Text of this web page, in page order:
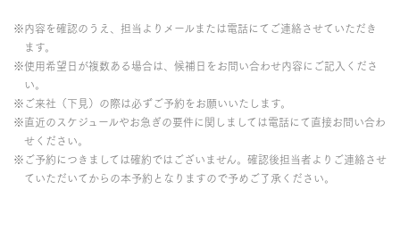
※内容を確認のうえ、担当よりメールまたは電話にてご連絡させていただき
ます。
※使用希望日が複数ある場合は、候補日をお問い合わせ内容にご記入くださ
い。
※ご来社（下見）の際は必ずご予約をお願いいたします。
※直近のスケジュールやお急ぎの要件に関しましては電話にて直接お問い合わ
せください。
※ご予約につきましては確約ではございません。確認後担当者よりご連絡させ
ていただいてからの本予約となりますので予めご了承ください。